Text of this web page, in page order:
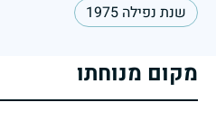
שנת נפילה 1975
מקום מנוחתו